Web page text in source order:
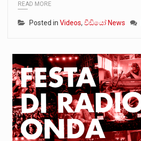
READ MORE
Posted in Videos, වීඩියෝ News